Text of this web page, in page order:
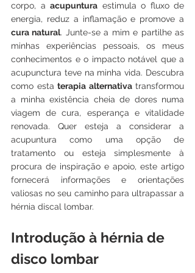
corpo, a acupuntura estimula o fluxo de
cura natural. Junte-se a mim e partilhe as
minhas experiências pessoais, os meus
conhecimentos e o impacto notável que a
acupunctura teve na minha vida. Descubra
como esta terapia alternativa transformou
a minha existência cheia de dores numa
viagem de cura, esperança e vitalidade
renovada. Quer esteja a considerar a
acupuntura como uma opção de
tratamento ou esteja simplesmente à
procura de inspiração e apoio, este artigo
fornecerá informações e orientações
valiosas no seu caminho para ultrapassar a
hérnia discal lombar.
Introdução à hérnia de
disco lombar